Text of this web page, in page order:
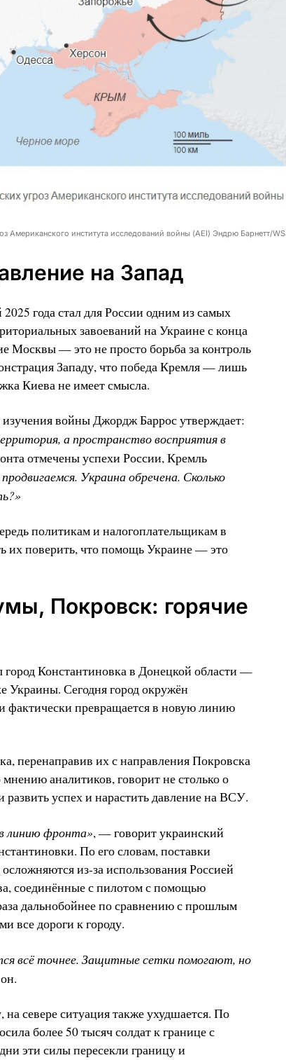
Американского института исследований войны (AEI) Эндрю Барнетт/
на Запад
2025 года стал для России одним из самых
завоеваний на Украине с конца
Москвы — это не просто борьба за контроль
Западу, что победа Кремля — лишь
Киева не имеет смысла.
войны Джордж Баррос утверждает:
а пространство восприятия в
отмечены успехи России, Кремль
Украина обречена. Сколько
политикам и налогоплательщикам в
их поверить, что помощь Украине — это
Покровск: горячие
Константиновка в Донецкой области —
Украины. Сегодня город окружён
фактически превращается в новую линию
перенаправив их с направления Покровска
аналитиков, говорит не столько о
развить успех и нарастить давление на ВСУ.
линию фронта», — говорит украинский
По его словам, поставки
из-за использования Россией
соединённые с пилотом с помощью
дальнобойнее по сравнению с прошлым
все дороги к городу.
всё точнее. Защитные сетки помогают, но
севере ситуация также ухудшается. По
более 50 тысяч солдат к границе с
эти силы пересекли границу и